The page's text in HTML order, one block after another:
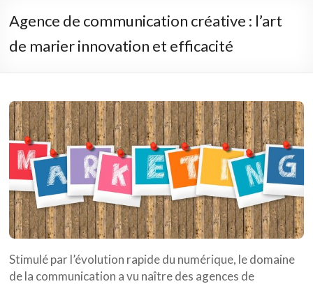
Agence de communication créative : l’art
de marier innovation et efficacité
Stimulé par l’évolution rapide du numérique, le domaine
de la communication a vu naître des agences de